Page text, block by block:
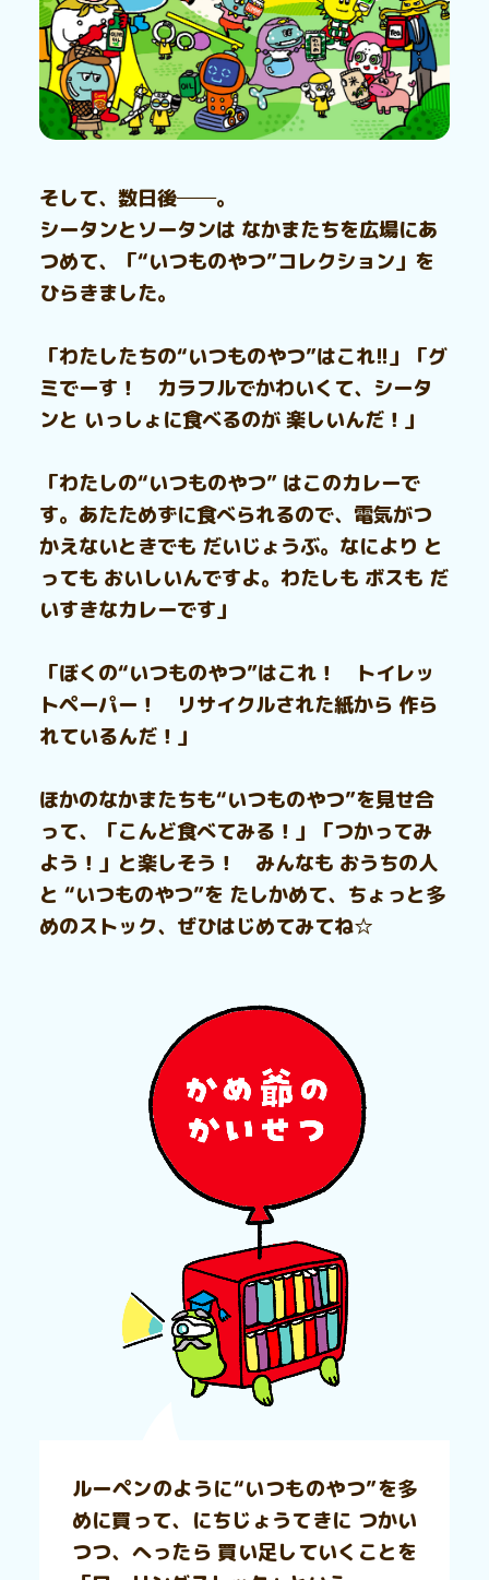
そして、数日後──。
シータンとソータンは なかまたちを広場にあ
つめて、「“いつものやつ”コレクション」を
ひらきました。
「わたしたちの“いつものやつ”はこれ!!」「グ
ミでーす！ カラフルでかわいくて、シータ
ンと いっしょに食べるのが 楽しいんだ！」
「わたしの“いつものやつ” はこのカレーで
す。あたためずに食べられるので、電気がつ
かえないときでも だいじょうぶ。なにより と
っても おいしいんですよ。わたしも ボスも だ
いすきなカレーです」
「ぼくの“いつものやつ”はこれ！ トイレッ
トペーパー！ リサイクルされた紙から 作ら
れているんだ！」
ほかのなかまたちも“いつものやつ”を見せ合
って、「こんど食べてみる！」「つかってみ
よう！」と楽しそう！ みんなも おうちの人
と “いつものやつ”を たしかめて、ちょっと多
めのストック、ぜひはじめてみてね☆
ルーペンのように“いつものやつ”を多
めに買って、にちじょうてきに つかい
つつ、へったら 買い足していくことを